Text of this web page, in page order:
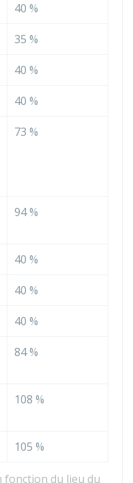
fonction du lieu du
40 %
35 %
40 %
40 %
73 %
94 %
40 %
40 %
40 %
84 %
108 %
105 %